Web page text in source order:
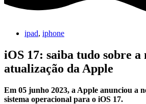
ipad, iphone
iOS 17: saiba tudo sobre a
atualização da Apple
Em 05 junho 2023, a Apple anunciou a
sistema operacional para o iOS 17.